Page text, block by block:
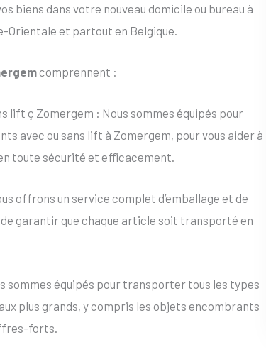
biens dans votre nouveau domicile ou bureau à
Orientale et partout en Belgique.
comprennent :
lift ç Zomergem : Nous sommes équipés pour
avec ou sans lift à Zomergem, pour vous aider à
toute sécurité et efficacement.
offrons un service complet d’emballage et de
garantir que chaque article soit transporté en
sommes équipés pour transporter tous les types
plus grands, y compris les objets encombrants
forts.